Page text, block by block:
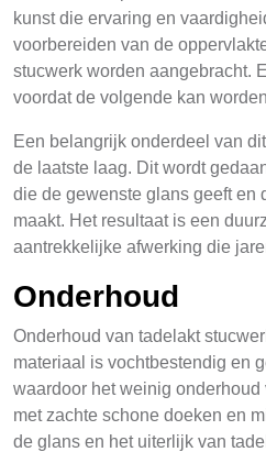
kunst die ervaring en
voorbereiden van de
stucwerk worden aangebracht.
voordat de volgende kan
Een belangrijk onderdeel van
de laatste laag. Dit wordt
die de gewenste glans geeft en
maakt. Het resultaat is een
aantrekkelijke afwerking die
Onderhoud
Onderhoud van tadelakt
materiaal is vochtbestendig en
waardoor het weinig
met zachte schone doeken en
de glans en het uiterlijk van